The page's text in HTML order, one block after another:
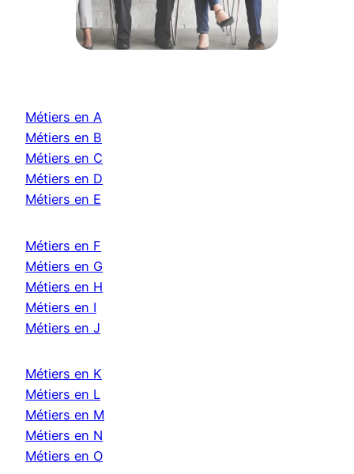
Métiers en A
Métiers en B
Métiers en C
Métiers en D
Métiers en E
Métiers en F
Métiers en G
Métiers en H
Métiers en I
Métiers en J
Métiers en K
Métiers en L
Métiers en M
Métiers en N
Métiers en O